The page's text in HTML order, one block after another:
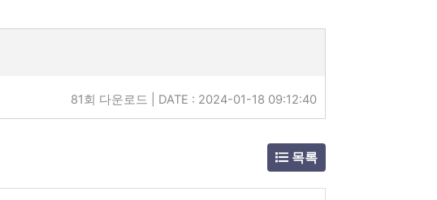
81회 다운로드 | DATE : 2024-01-18 09:12:40
목록